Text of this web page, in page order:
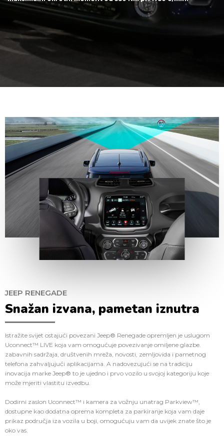
JEEP RENEGADE
Snažan izvana, pametan iznutra
Istražite svijet ostajući povezani Jeep® Renegade opremljen je uslugom
Uconnect™ LIVE koja vam omogućuje povezivanje omiljene glazbe.
zabavnih sadržaja, društvenih mreža, novosti, zemljovida i pametnog
telefona zahvaljujući aplikacijama. A nadovezujući se na tradiciju
inovacija marke Jeep® to je ujedno i prvo vozilo u svojoj kategoriju koje
može mjeriti vlastitu izvedbu.
Dodirni zaslon Uconnect™ i kamera za vožnju unatrag Parkview™,
dostupne kao dodatna oprema kompleta za parkiranje koja vam daje
prikaz područja iza vozila u boji, omogućuju vam da uvijek znate što je
oko vas.